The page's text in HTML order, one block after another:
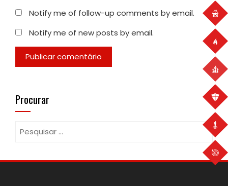
Notify me of follow-up comments by email.
Notify me of new posts by email.
Procurar
Pesquisar